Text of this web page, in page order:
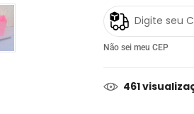
Não sei meu CEP
461